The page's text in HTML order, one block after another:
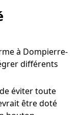
à Dompierre-
différents
éviter toute
être doté